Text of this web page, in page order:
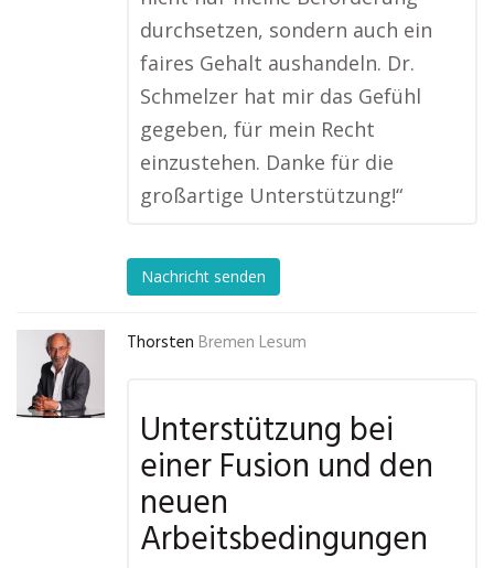
durchsetzen, sondern auch ein
faires Gehalt aushandeln. Dr.
Schmelzer hat mir das Gefühl
gegeben, für mein Recht
einzustehen. Danke für die
großartige Unterstützung!“
Nachricht senden
Thorsten Bremen Lesum
Unterstützung bei
einer Fusion und den
neuen
Arbeitsbedingungen